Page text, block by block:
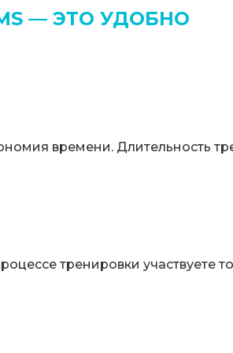
— ЭТО УДОБНО
времени. Длительность
тренировки участвуете